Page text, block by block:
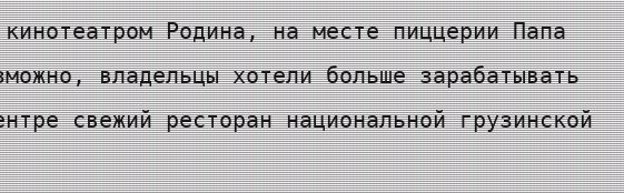
Родина, на месте пиццерии Папа
владельцы хотели больше зарабатывать
свежий ресторан национальной грузинской